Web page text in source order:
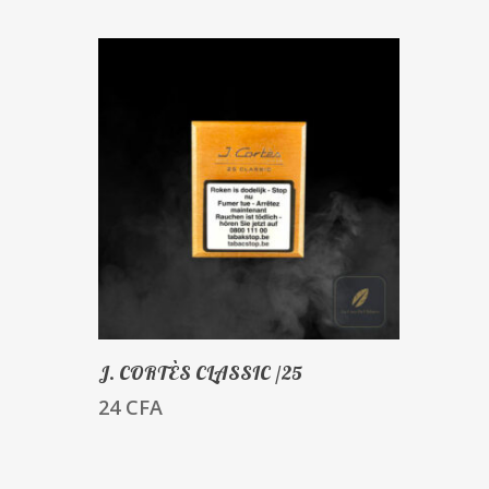
Ajouter Au Panier
J. CORTÈS CLASSIC /25
24 CFA